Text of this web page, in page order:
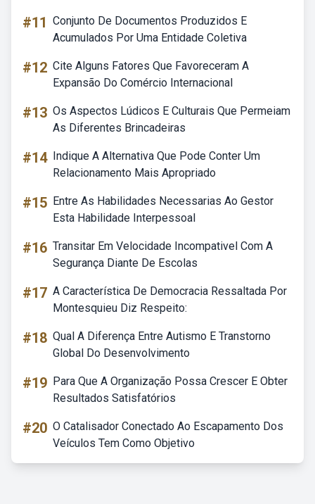
#11 Conjunto De Documentos Produzidos E
Acumulados Por Uma Entidade Coletiva
#12 Cite Alguns Fatores Que Favoreceram A
Expansão Do Comércio Internacional
#13 Os Aspectos Lúdicos E Culturais Que Permeiam
As Diferentes Brincadeiras
#14 Indique A Alternativa Que Pode Conter Um
Relacionamento Mais Apropriado
#15 Entre As Habilidades Necessarias Ao Gestor
Esta Habilidade Interpessoal
#16 Transitar Em Velocidade Incompativel Com A
Segurança Diante De Escolas
#17 A Característica De Democracia Ressaltada Por
Montesquieu Diz Respeito:
#18 Qual A Diferença Entre Autismo E Transtorno
Global Do Desenvolvimento
#19 Para Que A Organização Possa Crescer E Obter
Resultados Satisfatórios
#20 O Catalisador Conectado Ao Escapamento Dos
Veículos Tem Como Objetivo